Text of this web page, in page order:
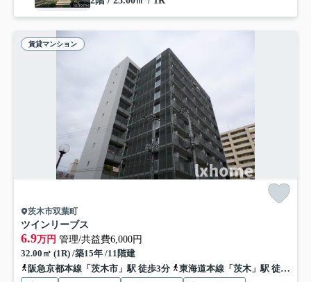
賃貸マンション
茨木市双葉町
ツインリーブス
6.9万円 管理/共益費6,000円
32.00㎡ (1R) /築15年 /11階建
阪急京都本線「茨木市」駅 徒歩3分
東海道本線「茨木」駅 徒歩20分